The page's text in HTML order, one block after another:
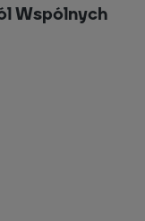
Wspólnych